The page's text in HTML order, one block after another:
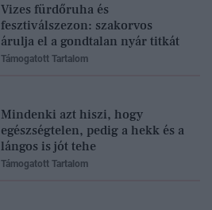
Vizes fürdőruha és
fesztiválszezon: szakorvos
árulja el a gondtalan nyár titkát
Támogatott Tartalom
Mindenki azt hiszi, hogy
egészségtelen, pedig a hekk és a
lángos is jót tehe
Támogatott Tartalom